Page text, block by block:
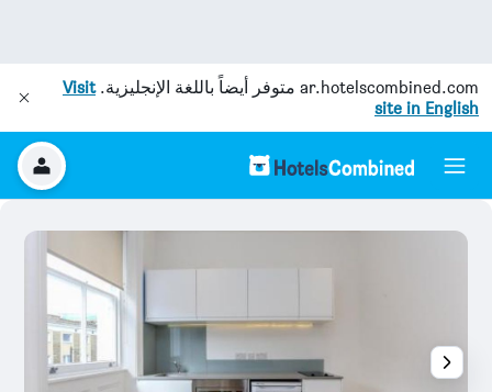
ar.hotelscombined.com متوفر أيضاً باللغة الإنجليزية.Visit
site in English